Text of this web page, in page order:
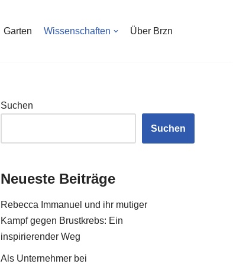
Garten Wissenschaften Über Brzn
Suchen
Suchen
Neueste Beiträge
Rebecca Immanuel und ihr mutiger
Kampf gegen Brustkrebs: Ein
inspirierender Weg
Als Unternehmer bei